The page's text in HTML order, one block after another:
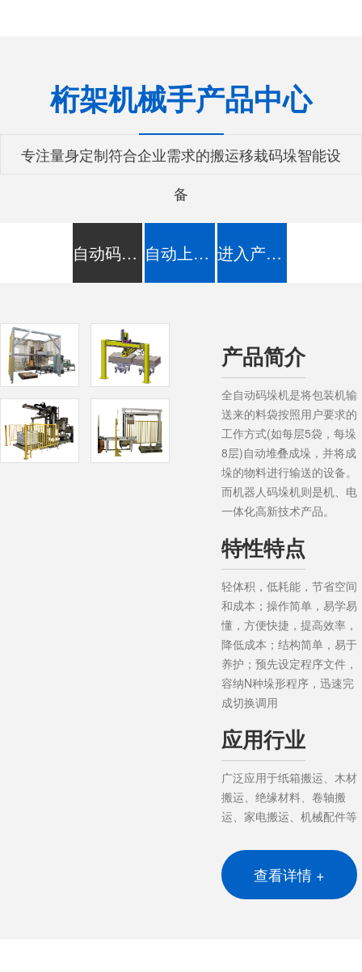
桁架机械手产品中心
专注量身定制符合企业需求的搬运移栽码垛智能设
备
自动码垛机 自动上下料 进入产品中心>>
产品简介
全自动码垛机是将包装机输
送来的料袋按照用户要求的
工作方式(如每层5袋，每垛
8层)自动堆叠成垛，并将成
垛的物料进行输送的设备。
而机器人码垛机则是机、电
一体化高新技术产品。
特性特点
轻体积，低耗能，节省空间
和成本；操作简单，易学易
懂，方便快捷，提高效率，
降低成本；结构简单，易于
养护；预先设定程序文件，
容纳N种垛形程序，迅速完
成切换调用
应用行业
广泛应用于纸箱搬运、木材
搬运、绝缘材料、卷轴搬
运、家电搬运、机械配件等
查看详情 +